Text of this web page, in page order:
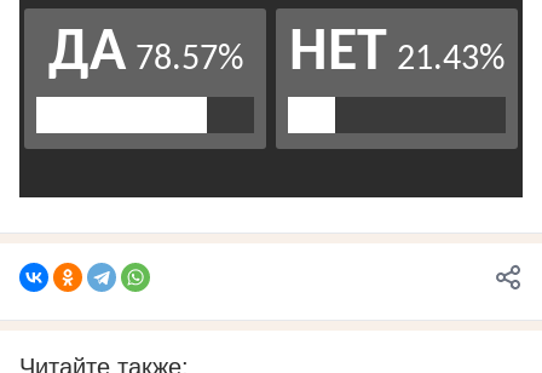
Читайте также: